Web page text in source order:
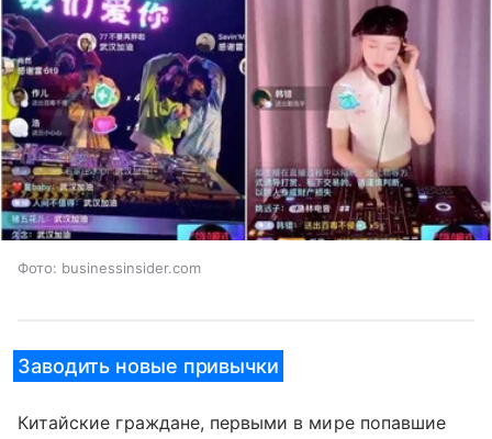
Фото: businessinsider.com
Заводить новые привычки
Китайские граждане, первыми в мире попавшие